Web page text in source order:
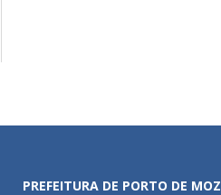
PREFEITURA DE PORTO DE MOZ